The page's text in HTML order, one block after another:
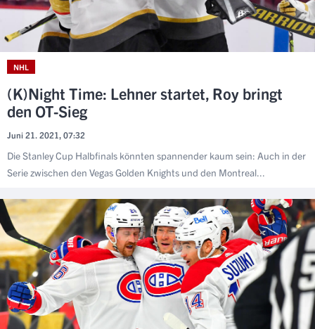
NHL
(K)Night Time: Lehner startet, Roy bringt
den OT-Sieg
Juni 21. 2021, 07:32
Die Stanley Cup Halbfinals könnten spannender kaum sein: Auch in der
Serie zwischen den Vegas Golden Knights und den Montreal...